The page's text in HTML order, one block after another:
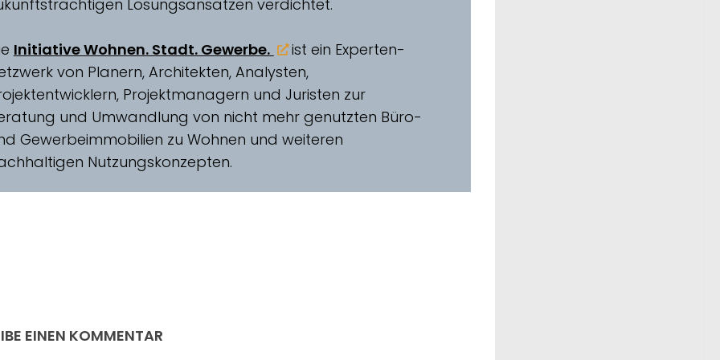
Lösungsansätzen verdichtet.
Initiative Wohnen. Stadt. Gewerbe.
ist ein Experten-
von Planern, Architekten, Analysten,
Projektmanagern und Juristen zur
und Umwandlung von nicht mehr genutzten Büro-
Gewerbeimmobilien zu Wohnen und weiteren
Nutzungskonzepten.
EINEN KOMMENTAR